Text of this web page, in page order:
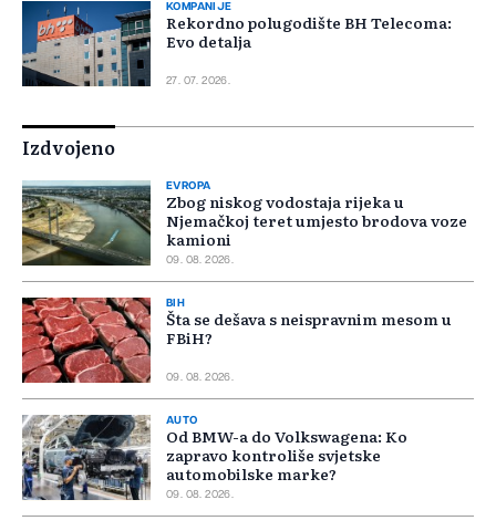
KOMPANIJE
Rekordno polugodište BH Telecoma:
Evo detalja
27. 07. 2026.
Izdvojeno
EVROPA
Zbog niskog vodostaja rijeka u
Njemačkoj teret umjesto brodova voze
kamioni
09. 08. 2026.
BIH
Šta se dešava s neispravnim mesom u
FBiH?
09. 08. 2026.
AUTO
Od BMW-a do Volkswagena: Ko
zapravo kontroliše svjetske
automobilske marke?
09. 08. 2026.